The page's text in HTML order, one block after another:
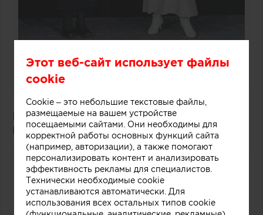
Победитель: проект «Дача Фурцевой в Баковке»
Борис Уборевич-Боровский(UB.DESIGN)
Этот веб-сайт использует файлы
cookie
Cookie – это небольшие текстовые файлы,
размещаемые на вашем устройстве
посещаемыми сайтами. Они необходимы для
корректной работы основных функций сайта
(например, авторизации), а также помогают
персонализировать контент и анализировать
эффективность рекламы для специалистов.
Технически необходимые cookie
устанавливаются автоматически. Для
использования всех остальных типов cookie